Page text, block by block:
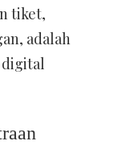
tiket,
adalah
digital